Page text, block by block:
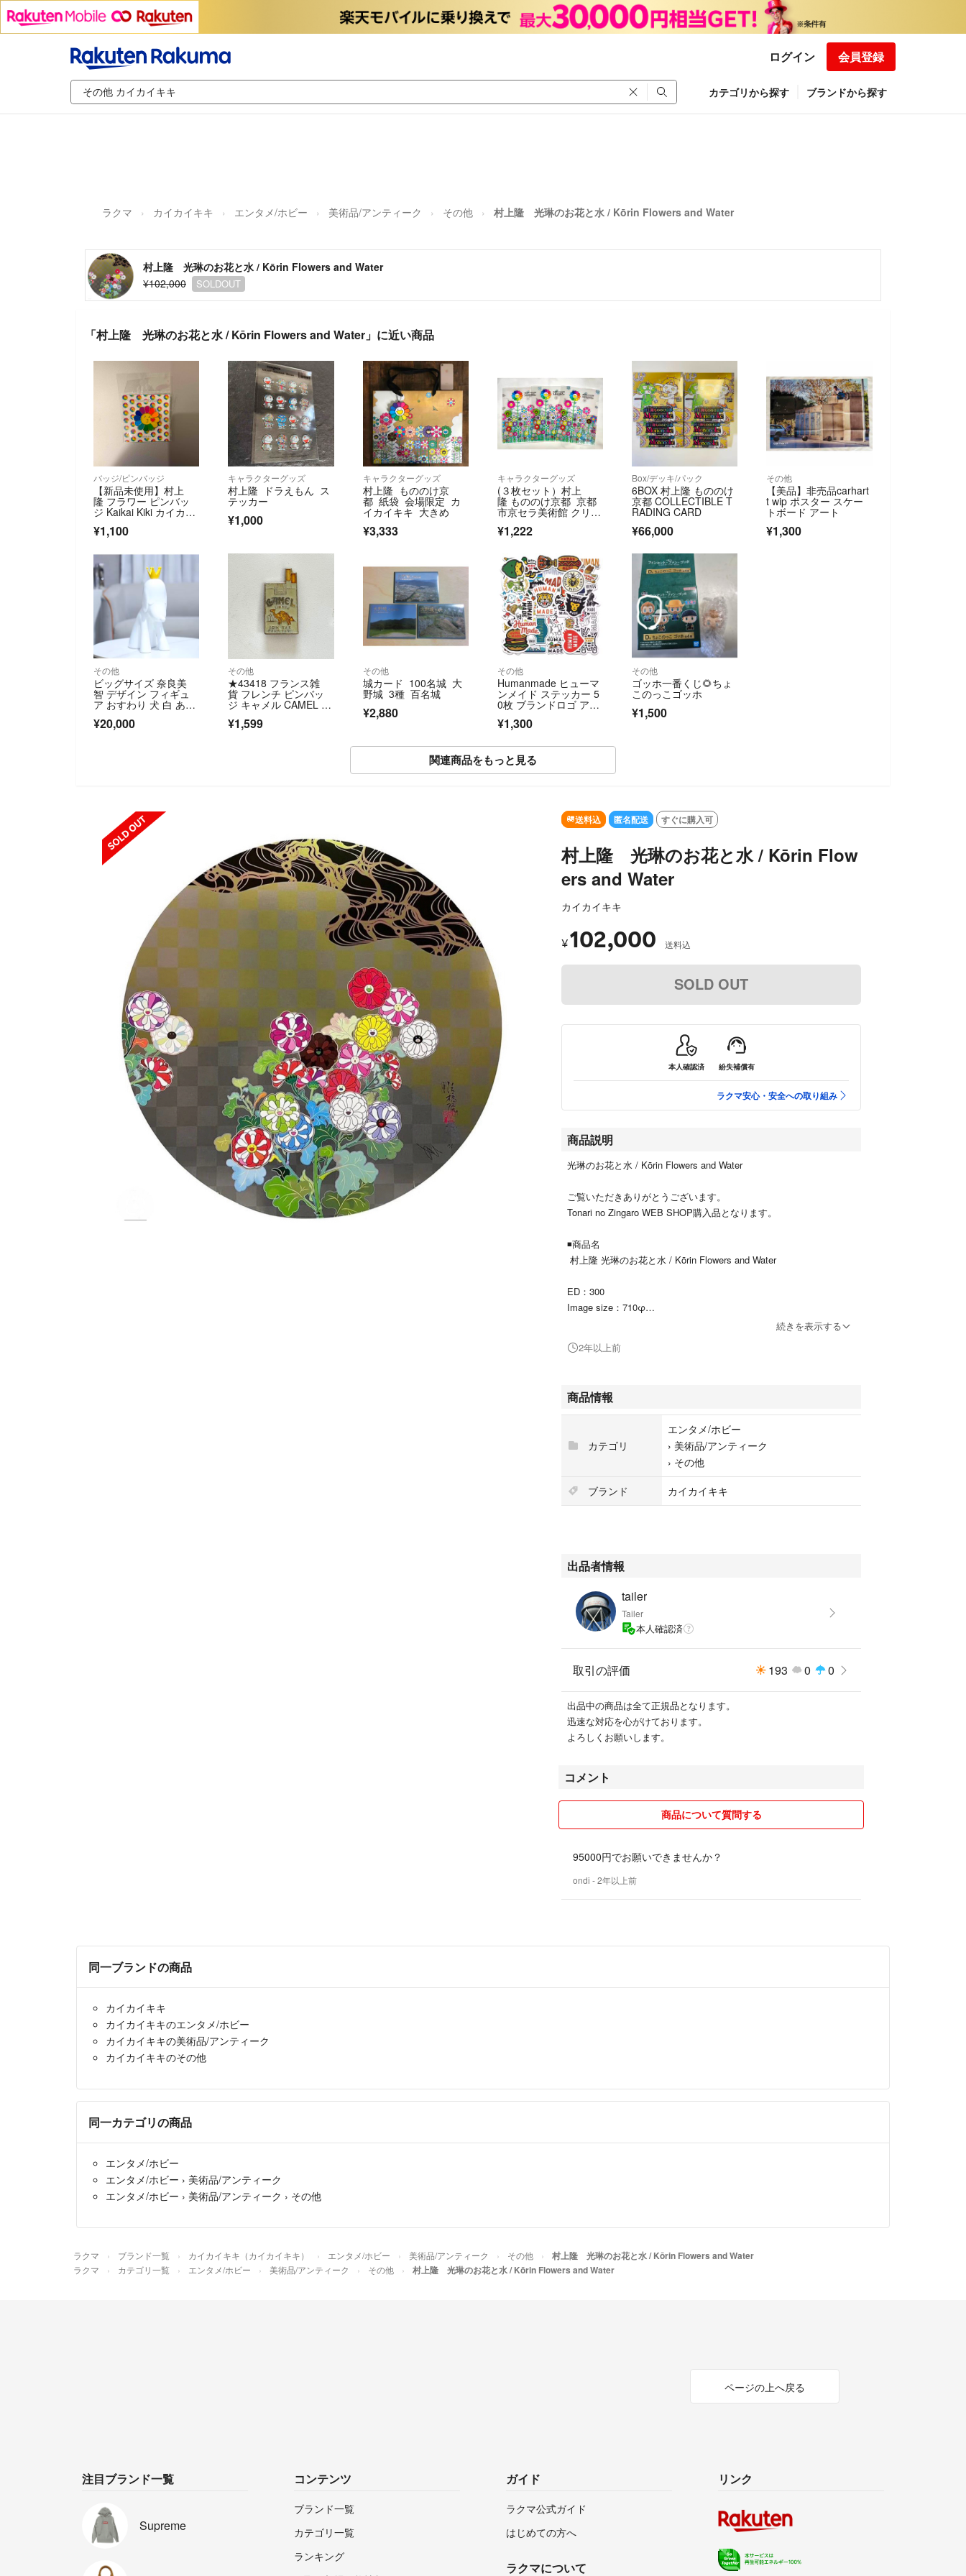
ログイン 会員登録
カテゴリから探す ブランドから探す
ラクマ カイカイキキ エンタメ/ホビー 美術品/アンティーク その他 村上隆 光琳のお花と水 / Kōrin Flowers and Water
村上隆 光琳のお花と水 / Kōrin Flowers and Water
¥102,000
SOLDOUT
「村上隆 光琳のお花と水 / Kōrin Flowers and Water」に近い商品
バッジ/ピンバッジ
【新品未使用】村上
隆 フラワー ピンバッ
ジ Kaikai Kiki カイカイ
キキ
¥1,100
キャラクターグッズ
村上隆 ドラえもん ス
テッカー
¥1,000
キャラクターグッズ
村上隆 もののけ京
都 紙袋 会場限定 カ
イカイキキ 大きめ
¥3,333
キャラクターグッズ
(３枚セット）村上
隆 もののけ京都 京都
市京セラ美術館 クリア
ファイル
¥1,222
Box/デッキ/パック
6BOX 村上隆 もののけ
京都 COLLECTIBLE T
RADING CARD
¥66,000
その他
【美品】非売品carhart
t wip ポスター スケー
トボード アート
¥1,300
その他
ビッグサイズ 奈良美
智 デザイン フィギュ
ア おすわり 犬 白 あお
きい オブジェ
¥20,000
その他
★43418 フランス雑
貨 フレンチ ピンバッ
ジ キャメル CAMEL タ
¥1,599
その他
城カード 100名城 大
野城 3種 百名城
¥2,880
その他
Humanmade ヒューマ
ンメイド ステッカー 5
0枚 ブランドロゴ アパ
¥1,300
その他
ゴッホ一番くじ🌻ちょ
このっこゴッホ
¥1,500
関連商品をもっと見る
送料込 匿名配送 すぐに購入可
村上隆 光琳のお花と水 / Kōrin Flow
ers and Water
カイカイキキ
¥102,000 送料込
SOLD OUT
本人確認済 紛失補償有
ラクマ安心・安全への取り組み
商品説明
光琳のお花と水 / Kōrin Flowers and Water
ご覧いただきありがとうございます。
Tonari no Zingaro WEB SHOP購入品となります。
◾️商品名
村上隆 光琳のお花と水 / Kōrin Flowers and Water
ED：300
Image size：710φ
続きを表示する
2年以上前
商品情報
カテゴリ
エンタメ/ホビー
› 美術品/アンティーク
› その他
ブランド
カイカイキキ
出品者情報
tailer
Tailer
本人確認済
取引の評価 193 0 0
出品中の商品は全て正規品となります。
迅速な対応を心がけております。
よろしくお願いします。
コメント
商品について質問する
95000円でお願いできませんか？
ondi - 2年以上前
同一ブランドの商品
カイカイキキ
カイカイキキのエンタメ/ホビー
カイカイキキの美術品/アンティーク
カイカイキキのその他
同一カテゴリの商品
エンタメ/ホビー
エンタメ/ホビー › 美術品/アンティーク
エンタメ/ホビー › 美術品/アンティーク › その他
ラクマ ブランド一覧 カイカイキキ（カイカイキキ） エンタメ/ホビー 美術品/アンティーク その他 村上隆 光琳のお花と水 / Kōrin Flowers and Water
ラクマ カテゴリ一覧 エンタメ/ホビー 美術品/アンティーク その他 村上隆 光琳のお花と水 / Kōrin Flowers and Water
ページの上へ戻る
注目ブランド一覧
Supreme
コンテンツ
ブランド一覧
カテゴリ一覧
ランキング
ガイド
ラクマ公式ガイド
はじめての方へ
ラクマについて
リンク